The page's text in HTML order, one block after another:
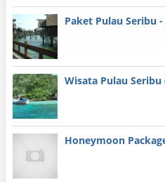
Paket Pulau Seribu
Wisata Pulau
Honeymoon